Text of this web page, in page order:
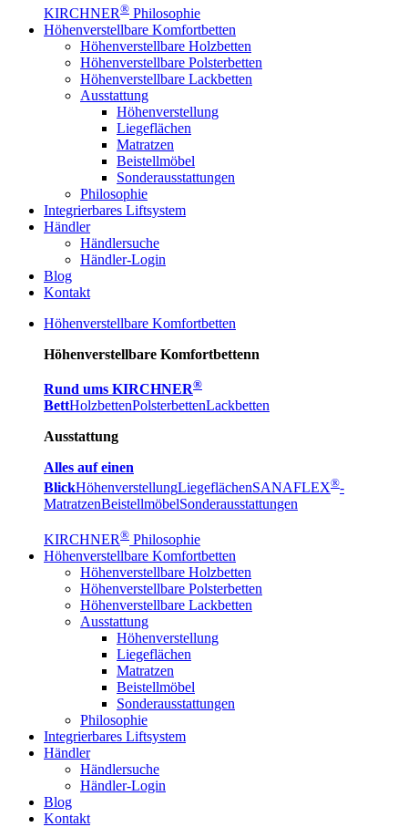
KIRCHNER® Philosophie
Höhenverstellbare Komfortbetten
Höhenverstellbare Holzbetten
Höhenverstellbare Polsterbetten
Höhenverstellbare Lackbetten
Ausstattung
Höhenverstellung
Liegeflächen
Matratzen
Beistellmöbel
Sonderausstattungen
Philosophie
Integrierbares Liftsystem
Händler
Händlersuche
Händler-Login
Blog
Kontakt
Höhenverstellbare Komfortbetten
Höhenverstellbare Komfortbettenn
Rund ums KIRCHNER®
BettHolzbettenPolsterbettenLackbetten
Ausstattung
Alles auf einen
BlickHöhenverstellungLiegeflächenSANAFLEX®-
MatratzenBeistellmöbelSonderausstattungen
KIRCHNER® Philosophie
Höhenverstellbare Komfortbetten
Höhenverstellbare Holzbetten
Höhenverstellbare Polsterbetten
Höhenverstellbare Lackbetten
Ausstattung
Höhenverstellung
Liegeflächen
Matratzen
Beistellmöbel
Sonderausstattungen
Philosophie
Integrierbares Liftsystem
Händler
Händlersuche
Händler-Login
Blog
Kontakt